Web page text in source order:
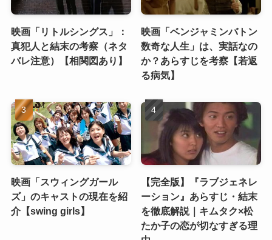
映画「リトルシングス」：
真犯人と結末の考察（ネタ
バレ注意）【相関図あり】
映画「ベンジャミンバトン
数奇な人生」は、実話なの
か？あらすじを考察【若返
る病気】
映画「スウィングガール
ズ」のキャストの現在を紹
介【swing girls】
【完全版】『ラブジェネレ
ーション』あらすじ・結末
を徹底解説｜キムタク×松
たか子の恋が切なすぎる理